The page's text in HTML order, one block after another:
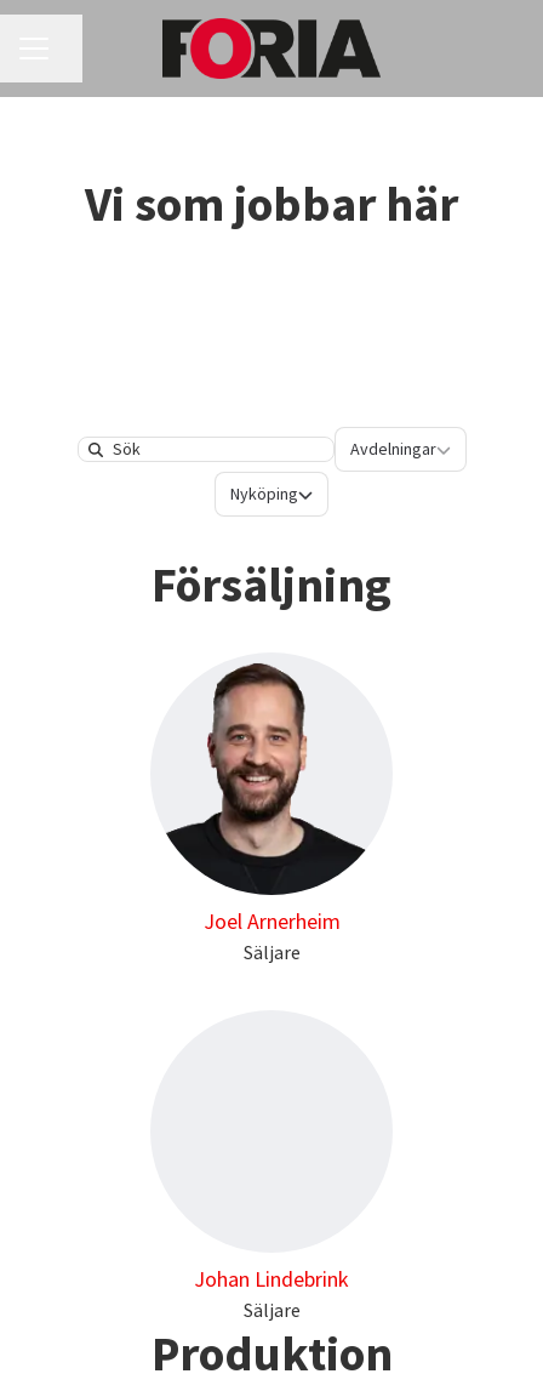
Vi som jobbar här
Search
Avdelningar
Avdelningar
Platser
Nyköping
Försäljning
Joel Arnerheim
Säljare
Johan Lindebrink
Säljare
Produktion